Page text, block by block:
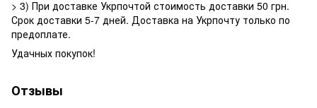
> 3) При доставке Укрпочтой стоимость доставки 50 грн.
Срок доставки 5-7 дней. Доставка на Укрпочту только по
предоплате.
Удачных покупок!
Отзывы